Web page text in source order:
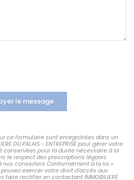
le message
ce formulaire sont enregistrées dans un
DU PALAIS - ENTREPRISE pour gérer votre
conservées pour la durée nécessaire à la
le respect des prescriptions légales
conseillers Conformément à la loi «
exercer votre droit d'accès aux
rectifier en contactant IMMOBILIERE